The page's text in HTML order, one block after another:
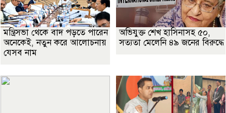
মন্ত্রিসভা থেকে বাদ পড়তে পারেন
অনেকেই, নতুন করে আলোচনায়
যেসব নাম
অভিযুক্ত শেখ হাসিনাসহ ৫০,
সত্যতা মেলেনি ৪৯ জনের বিরুদ্ধে